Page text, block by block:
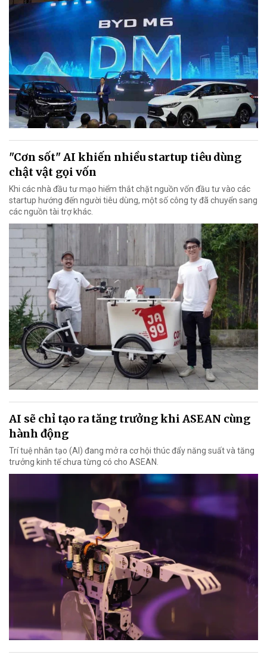
"Cơn sốt" AI khiến nhiều startup tiêu dùng
chật vật gọi vốn
Khi các nhà đầu tư mạo hiểm thắt chặt nguồn vốn đầu tư vào các
startup hướng đến người tiêu dùng, một số công ty đã chuyển sang
các nguồn tài trợ khác.
AI sẽ chỉ tạo ra tăng trưởng khi ASEAN cùng
hành động
Trí tuệ nhân tạo (AI) đang mở ra cơ hội thúc đẩy năng suất và tăng
trưởng kinh tế chưa từng có cho ASEAN.